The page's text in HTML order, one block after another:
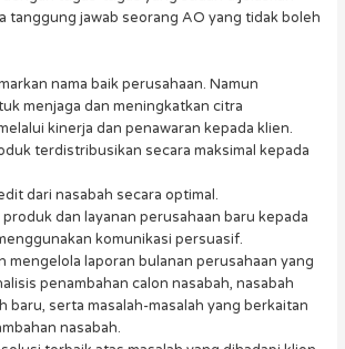
tanggung jawab seorang AO yang tidak boleh
nama baik perusahaan. Namun
menjaga dan meningkatkan citra
kinerja dan penawaran kepada klien.
terdistribusikan secara maksimal kepada
dari nasabah secara optimal.
dan layanan perusahaan baru kepada
komunikasi persuasif.
mengelola laporan bulanan perusahaan yang
penambahan calon nasabah, nasabah
baru, serta masalah-masalah yang berkaitan
nasabah.